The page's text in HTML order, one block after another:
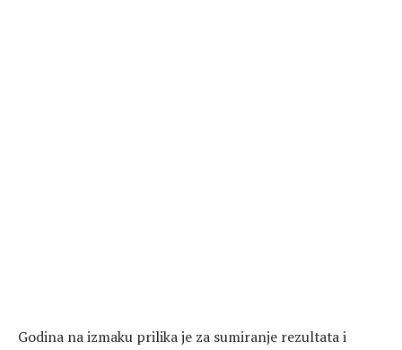
Godina na izmaku prilika je za sumiranje rezultata i